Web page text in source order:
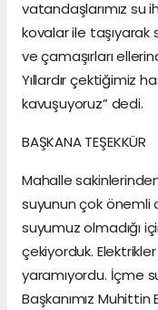
vatandaşlarımız su
kovalar ile taşıyarak
ve çamaşırları
Yıllardır çektiğimiz
kavuşuyoruz” dedi.
BAŞKANA TEŞEKKÜR
Mahalle
suyunun çok önemli
suyumuz olmadığı
çekiyorduk.
yaramıyordu. İçme
Başkanımız